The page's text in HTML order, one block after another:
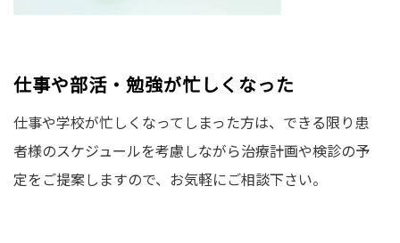
仕事や部活・勉強が忙しくなった
仕事や学校が忙しくなってしまった方は、できる限り患
者様のスケジュールを考慮しながら治療計画や検診の予
定をご提案しますので、お気軽にご相談下さい。